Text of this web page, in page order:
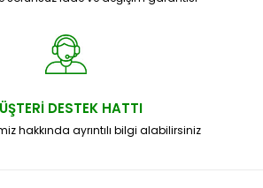
DESTEK HATTI
hakkında ayrıntılı bilgi alabilirsiniz